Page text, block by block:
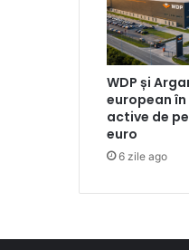
WDP și
european
active de
euro
6 zile ago